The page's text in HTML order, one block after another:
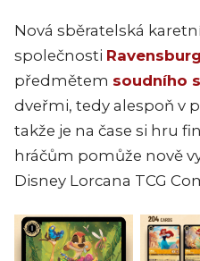
Nová sběratelská
společnosti
předmětem soudního
dveřmi, tedy alespoň v
takže je na čase si hru
hráčům pomůže nově
Disney Lorcana TCG